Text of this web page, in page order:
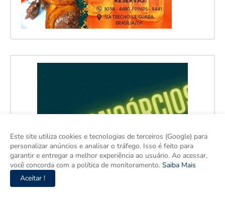
Este site utiliza cookies e tecnologias de terceiros (Google) para
personalizar anúncios e analisar o tráfego. Isso é feito para
garantir e entregar a melhor experiência ao usuário. Ao acessar,
você concorda com a política de monitoramento. Saiba Mais
Aceitar !